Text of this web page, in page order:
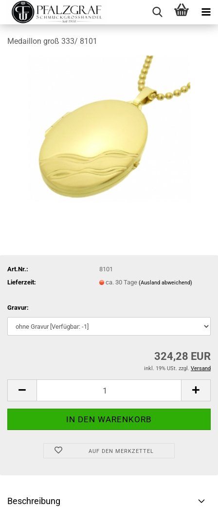
Medaillon groß 333/ 8101
Art.Nr.:
8101
Lieferzeit:
ca. 30 Tage(Ausland abweichend)
Gravur:
324,28 EUR
inkl. 19% USt. zzgl. Versand
AUF DEN MERKZETTEL
Beschreibung